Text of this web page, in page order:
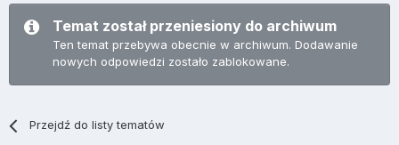
Temat został przeniesiony do archiwum
Ten temat przebywa obecnie w archiwum. Dodawanie
nowych odpowiedzi zostało zablokowane.
Przejdź do listy tematów